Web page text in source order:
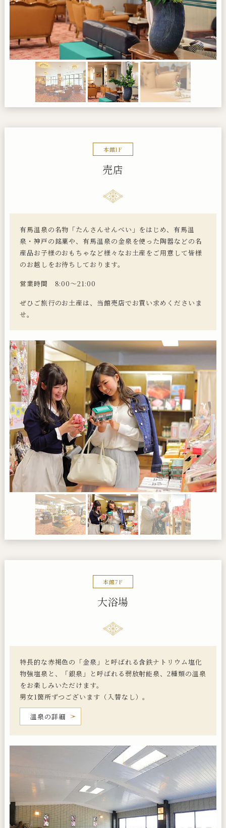
本館1F
売店
有馬温泉の名物「たんさんせんべい」をはじめ、有馬温
泉・神戸の銘菓や、有馬温泉の金泉を使った陶器などの名
産品お子様のおもちゃなど様々なお土産をご用意して皆様
のお越しをお待ちしております。
営業時間 8:00～21:00
ぜひご旅行のお土産は、当館売店でお買い求めくださいま
せ。
本館7F
大浴場
特長的な赤褐色の「金泉」と呼ばれる含鉄ナトリウム塩化
物強塩泉と、「銀泉」と呼ばれる弱放射能泉、2種類の温泉
をお楽しみいただけます。
男女1箇所ずつございます（入替なし）。
温泉の詳細